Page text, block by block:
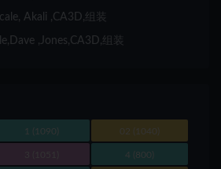
Akali ,CA3D,组装
,Jones,CA3D,组装
1 (1090) 02 (1040)
4 (800)